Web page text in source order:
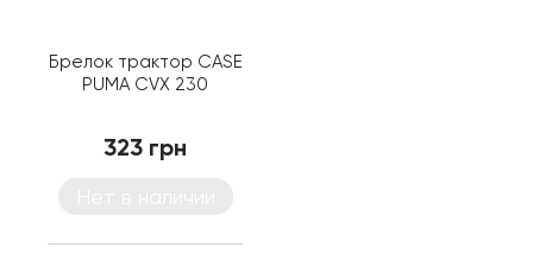
Брелок трактор CASE
PUMA CVX 230
323 грн